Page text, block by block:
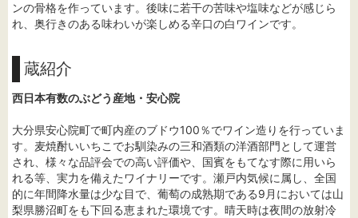
ンの骨格を作っています。後味に若干の苦味や塩味などが感じら
れ、奥行きのある味わいが楽しめる辛口の白ワインです。
蔵紹介
西日本有数のぶどう産地・安心院
大分県安心院町で町内産のブドウ100％でワイン造りを行っていま
す。麦焼酎いいちこでお馴染みの三和酒類の洋酒部門として運営
され、様々な品評会での高い評価や、国賓をもてなす際に用いら
れる等、実力を備えたワイナリーです。瀬戸内気候に属し、全国
的に年間降水量は少な目で、葡萄の成熟期である9月においては山
梨県勝沼町をも下回る恵まれた環境です。晴天時は夜間の放射冷